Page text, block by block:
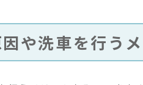
や洗車を行う